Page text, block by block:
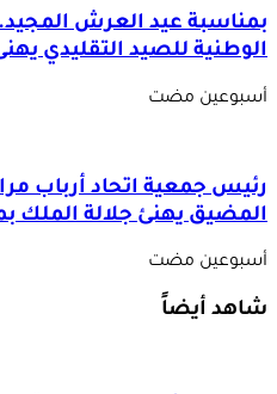
بمناسبة عيد العرش
الوطنية للصيد التقليدي
‏أسبوعين مضت
رئيس جمعية اتحاد أرباب
المضيق يهنئ جلالة الملك
‏أسبوعين مضت
شاهد أيضاً